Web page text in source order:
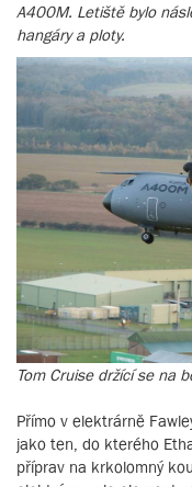
A400M. Letiště bylo
hangáry a ploty.
Tom Cruise držící se na
Přímo v elektrárně
jako ten, do kterého
příprav na krkolomný